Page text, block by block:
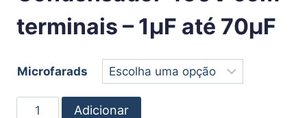
terminais – 1µF até 70µF
Microfarads
Adicionar